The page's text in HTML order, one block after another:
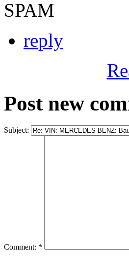
SPAM
reply
Post new
Subject:
Comment: *